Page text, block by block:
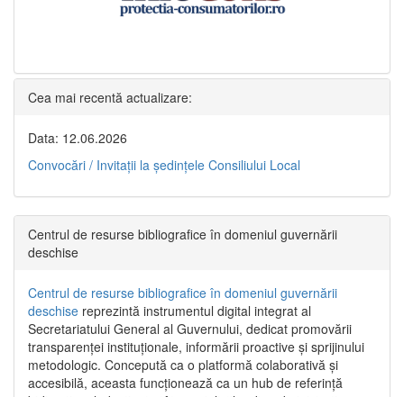
Cea mai recentă actualizare:
Data: 12.06.2026
Convocări / Invitaţii la şedinţele Consiliului Local
Centrul de resurse bibliografice în domeniul guvernării
deschise
Centrul de resurse bibliografice în domeniul guvernării
deschise reprezintă instrumentul digital integrat al
Secretariatului General al Guvernului, dedicat promovării
transparenței instituționale, informării proactive și sprijinului
metodologic. Concepută ca o platformă colaborativă și
accesibilă, aceasta funcționează ca un hub de referință